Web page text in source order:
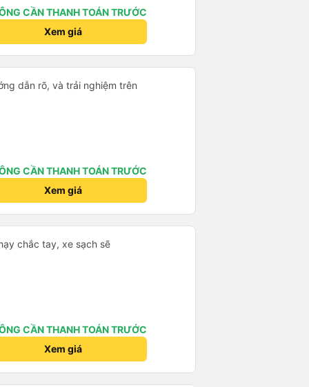
phân vùng từng xe
CẦN THANH TOÁN TRƯỚC
Xem giá
dẫn rõ, và trải nghiệm trên
CẦN THANH TOÁN TRƯỚC
Xem giá
chắc tay, xe sạch sẽ
CẦN THANH TOÁN TRƯỚC
Xem giá